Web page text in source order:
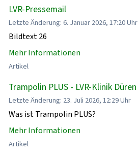
LVR-Pressemail
Letzte Änderung: 6. Januar 2026, 17:20 Uhr
Bildtext 26
Mehr Informationen
Artikel
Trampolin PLUS - LVR-Klinik Düren
Letzte Änderung: 23. Juli 2026, 12:29 Uhr
Was ist Trampolin PLUS?
Mehr Informationen
Artikel